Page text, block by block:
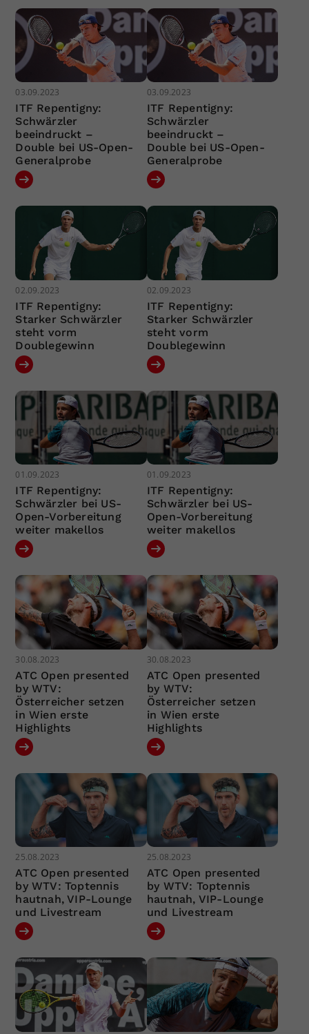
03.09.2023
ITF Repentigny:
Schwärzler
beeindruckt –
Double bei US-Open-
Generalprobe
03.09.2023
ITF Repentigny:
Schwärzler
beeindruckt –
Double bei US-Open-
Generalprobe
02.09.2023
ITF Repentigny:
Starker Schwärzler
steht vorm
Doublegewinn
02.09.2023
ITF Repentigny:
Starker Schwärzler
steht vorm
Doublegewinn
01.09.2023
ITF Repentigny:
Schwärzler bei US-
Open-Vorbereitung
weiter makellos
01.09.2023
ITF Repentigny:
Schwärzler bei US-
Open-Vorbereitung
weiter makellos
30.08.2023
ATC Open presented
by WTV:
Österreicher setzen
in Wien erste
Highlights
30.08.2023
ATC Open presented
by WTV:
Österreicher setzen
in Wien erste
Highlights
25.08.2023
ATC Open presented
by WTV: Toptennis
hautnah, VIP-Lounge
und Livestream
25.08.2023
ATC Open presented
by WTV: Toptennis
hautnah, VIP-Lounge
und Livestream